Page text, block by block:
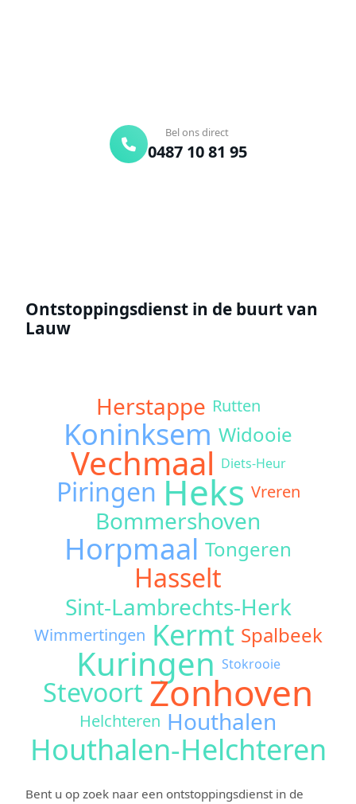
Bel ons direct
0487 10 81 95
Ontstoppingsdienst in de buurt van
Lauw
Herstappe Rutten
Koninksem Widooie
Vechmaal Diets-Heur
Piringen Heks Vreren
Bommershoven
Horpmaal Tongeren
Hasselt
Sint-Lambrechts-Herk
Wimmertingen Kermt Spalbeek
Kuringen Stokrooie
Stevoort Zonhoven
Helchteren Houthalen
Houthalen-Helchteren
Bent u op zoek naar een ontstoppingsdienst in de